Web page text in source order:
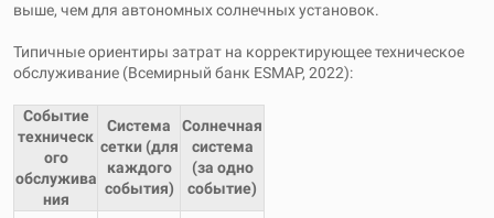
выше, чем для автономных солнечных установок.
Типичные ориентиры затрат на корректирующее техническое
обслуживание (Всемирный банк ESMAP, 2022):
Событие
техническ
ого
обслужива
ния
Система
сетки (для
каждого
события)
Солнечная
система
(за одно
событие)